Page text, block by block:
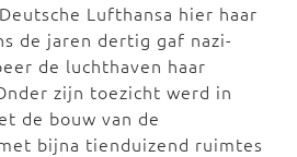
Lufthansa hier haar
de jaren dertig gaf nazi-
de luchthaven haar
zijn toezicht werd in
de bouw van de
bijna tienduizend ruimtes